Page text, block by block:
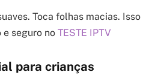
Toca folhas macias. Isso
seguro no TESTE IPTV
para crianças